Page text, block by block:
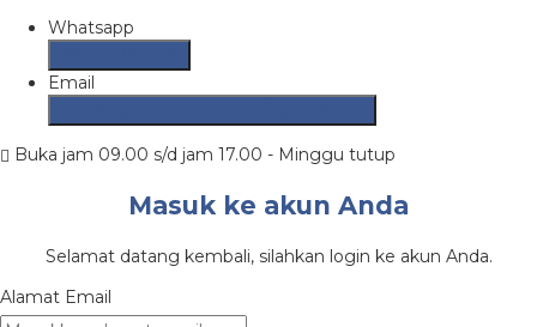
Whatsapp
Email
Buka jam 09.00 s/d jam 17.00 - Minggu tutup
Masuk ke akun Anda
Selamat datang kembali, silahkan login ke akun Anda.
Alamat Email